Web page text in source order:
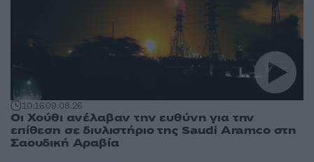
10:1609.08.26
Οι Χούθι ανέλαβαν την ευθύνη για την
επίθεση σε διυλιστήριο της Saudi Aramco στη
Σαουδική Αραβία